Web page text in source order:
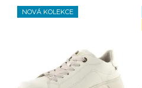
NOVÁ KOLEKCE